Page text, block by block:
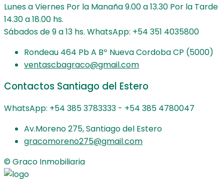
Lunes a Viernes Por la Manaña 9.00 a 13.30 Por la Tarde
14.30 a 18.00 hs.
Sábados de 9 a 13 hs. WhatsApp: +54 351 4035800
Rondeau 464 Pb A Bº Nueva Cordoba CP (5000)
ventascbagraco@gmail.com
Contactos Santiago del Estero
WhatsApp: +54 385 3783333 - +54 385 4780047
Av.Moreno 275, Santiago del Estero
gracomoreno275@gmail.com
© Graco Inmobiliaria